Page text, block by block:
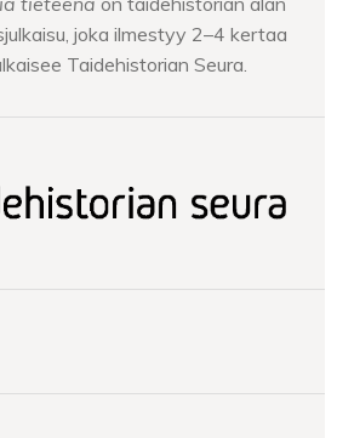
joka ilmestyy 2–4 kertaa
Taidehistorian Seura.